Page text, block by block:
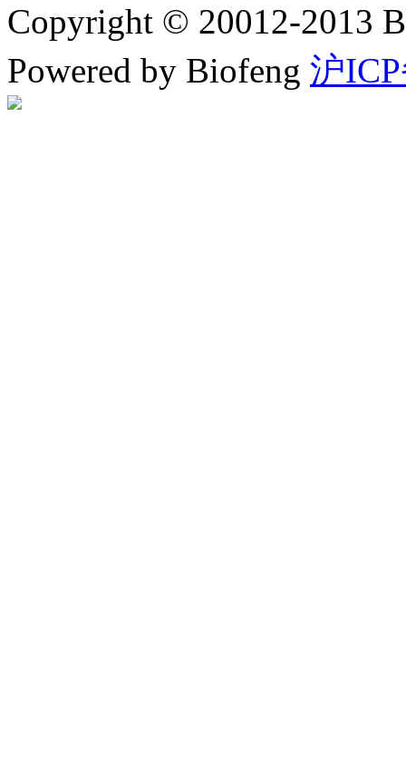
Copyright © 20012-2013
Powered by Biofeng 沪